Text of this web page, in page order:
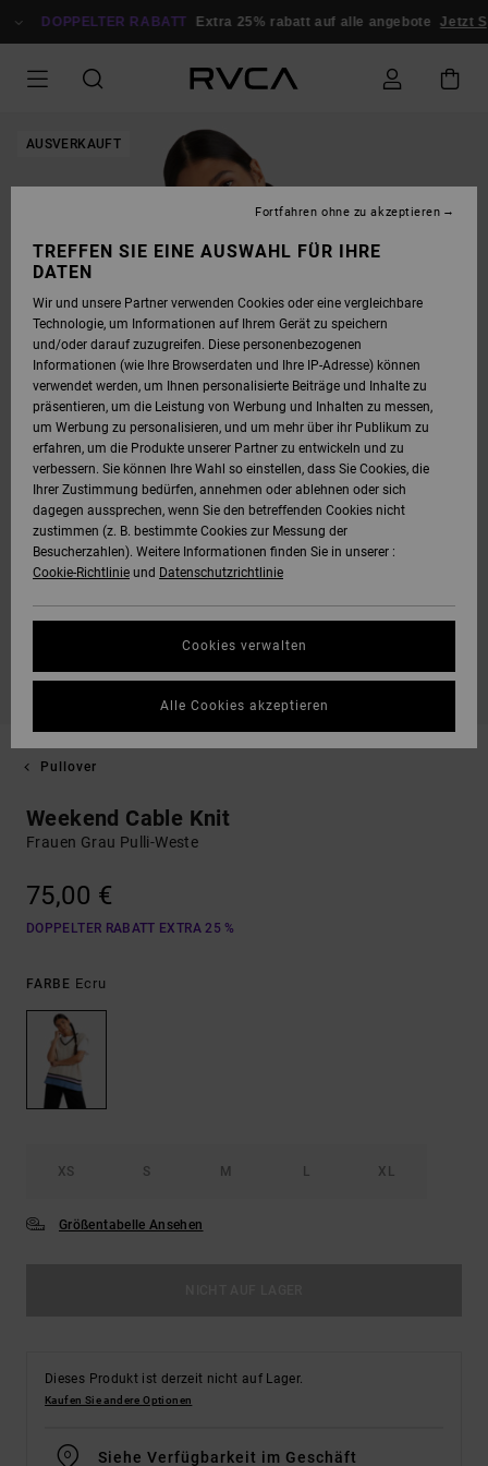
ZUR
DOPPELTER RABATT Extra 25% rabatt auf alle angebote Jetzt
AUSVERKAUFT
Pullover
Weekend Cable Knit
Frauen Grau Pulli-Weste
75,00 €
DOPPELTER RABATT EXTRA 25 %
FARBE Ecru
XS S M L XL
Größentabelle Ansehen
Dieses Produkt ist derzeit nicht auf Lager.
Kaufen Sie andere Optionen
Siehe Verfügbarkeit im Geschäft
TREFFEN SIE EINE AUSWAHL FÜR IHRE
DATEN
Wir und unsere Partner verwenden Cookies oder eine vergleichbare
Technologie, um Informationen auf Ihrem Gerät zu speichern
und/oder darauf zuzugreifen. Diese personenbezogenen
Informationen (wie Ihre Browserdaten und Ihre IP-Adresse) können
verwendet werden, um Ihnen personalisierte Beiträge und Inhalte zu
präsentieren, um die Leistung von Werbung und Inhalten zu messen,
um Werbung zu personalisieren, und um mehr über ihr Publikum zu
erfahren, um die Produkte unserer Partner zu entwickeln und zu
verbessern. Sie können Ihre Wahl so einstellen, dass Sie Cookies, die
Ihrer Zustimmung bedürfen, annehmen oder ablehnen oder sich
dagegen aussprechen, wenn Sie den betreffenden Cookies nicht
zustimmen (z. B. bestimmte Cookies zur Messung der
Besucherzahlen). Weitere Informationen finden Sie in unserer :
Cookie-Richtlinie und Datenschutzrichtlinie
Cookies verwalten
Fortfahren ohne zu akzeptieren
Alle Cookies akzeptieren